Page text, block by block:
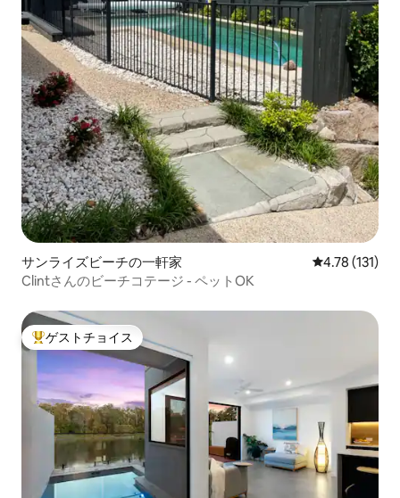
サンライズビーチの一軒家 レビュー131
4.78 (131)
Clintさんのビーチコテージ - ペットOK
大好評のゲストチョイスです。
ゲストチョイス